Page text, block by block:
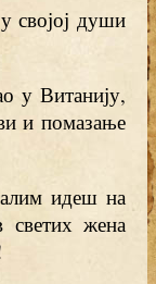
својој души
у Витанију,
и помазање
идеш на
жена